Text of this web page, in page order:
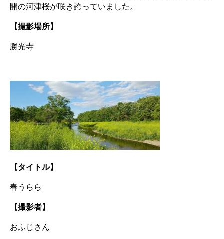
開の河津桜が咲き誇っていました。
【撮影場所】
勝光寺
【タイトル】
春うらら
【撮影者】
おふじさん